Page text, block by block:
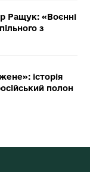
Ращук: «Воєнні
з
історія
полон